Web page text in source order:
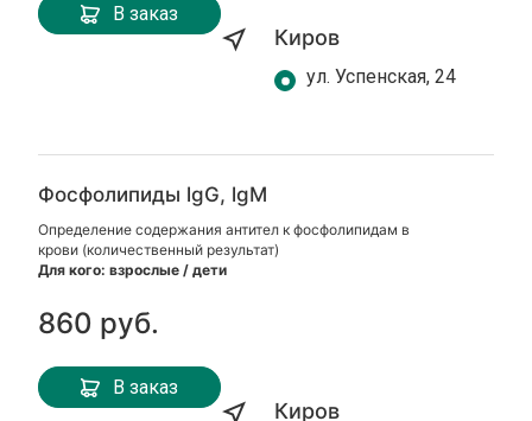
В заказ
Киров
ул. Успенская, 24
Фосфолипиды lgG, lgM
Определение содержания антител к фосфолипидам в
крови (количественный результат)
Для кого: взрослые / дети
860 руб.
В заказ
Киров